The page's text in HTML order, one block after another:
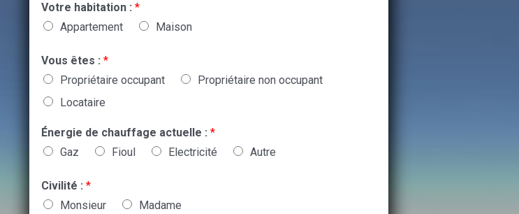
Votre habitation : *
Appartement
Maison
Vous êtes : *
Propriétaire occupant
Propriétaire non occupant
Locataire
Énergie de chauffage actuelle : *
Gaz
Fioul Electricité Autre
Civilité : *
Monsieur
Madame